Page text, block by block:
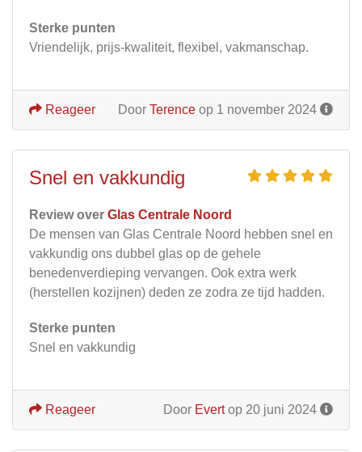
Sterke punten
Vriendelijk, prijs-kwaliteit, flexibel, vakmanschap.
Door Terence op 1 november 2024
Reageer
Snel en vakkundig
Review over Glas Centrale Noord
De mensen van Glas Centrale Noord hebben snel en
vakkundig ons dubbel glas op de gehele
benedenverdieping vervangen. Ook extra werk
(herstellen kozijnen) deden ze zodra ze tijd hadden.
Sterke punten
Snel en vakkundig
Door Evertop 20 juni 2024
Reageer